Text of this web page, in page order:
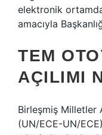
elektronik
amacıyla
TEM
AÇILIMI
Birleşmiş Milletler
(UN/ECE-UN/